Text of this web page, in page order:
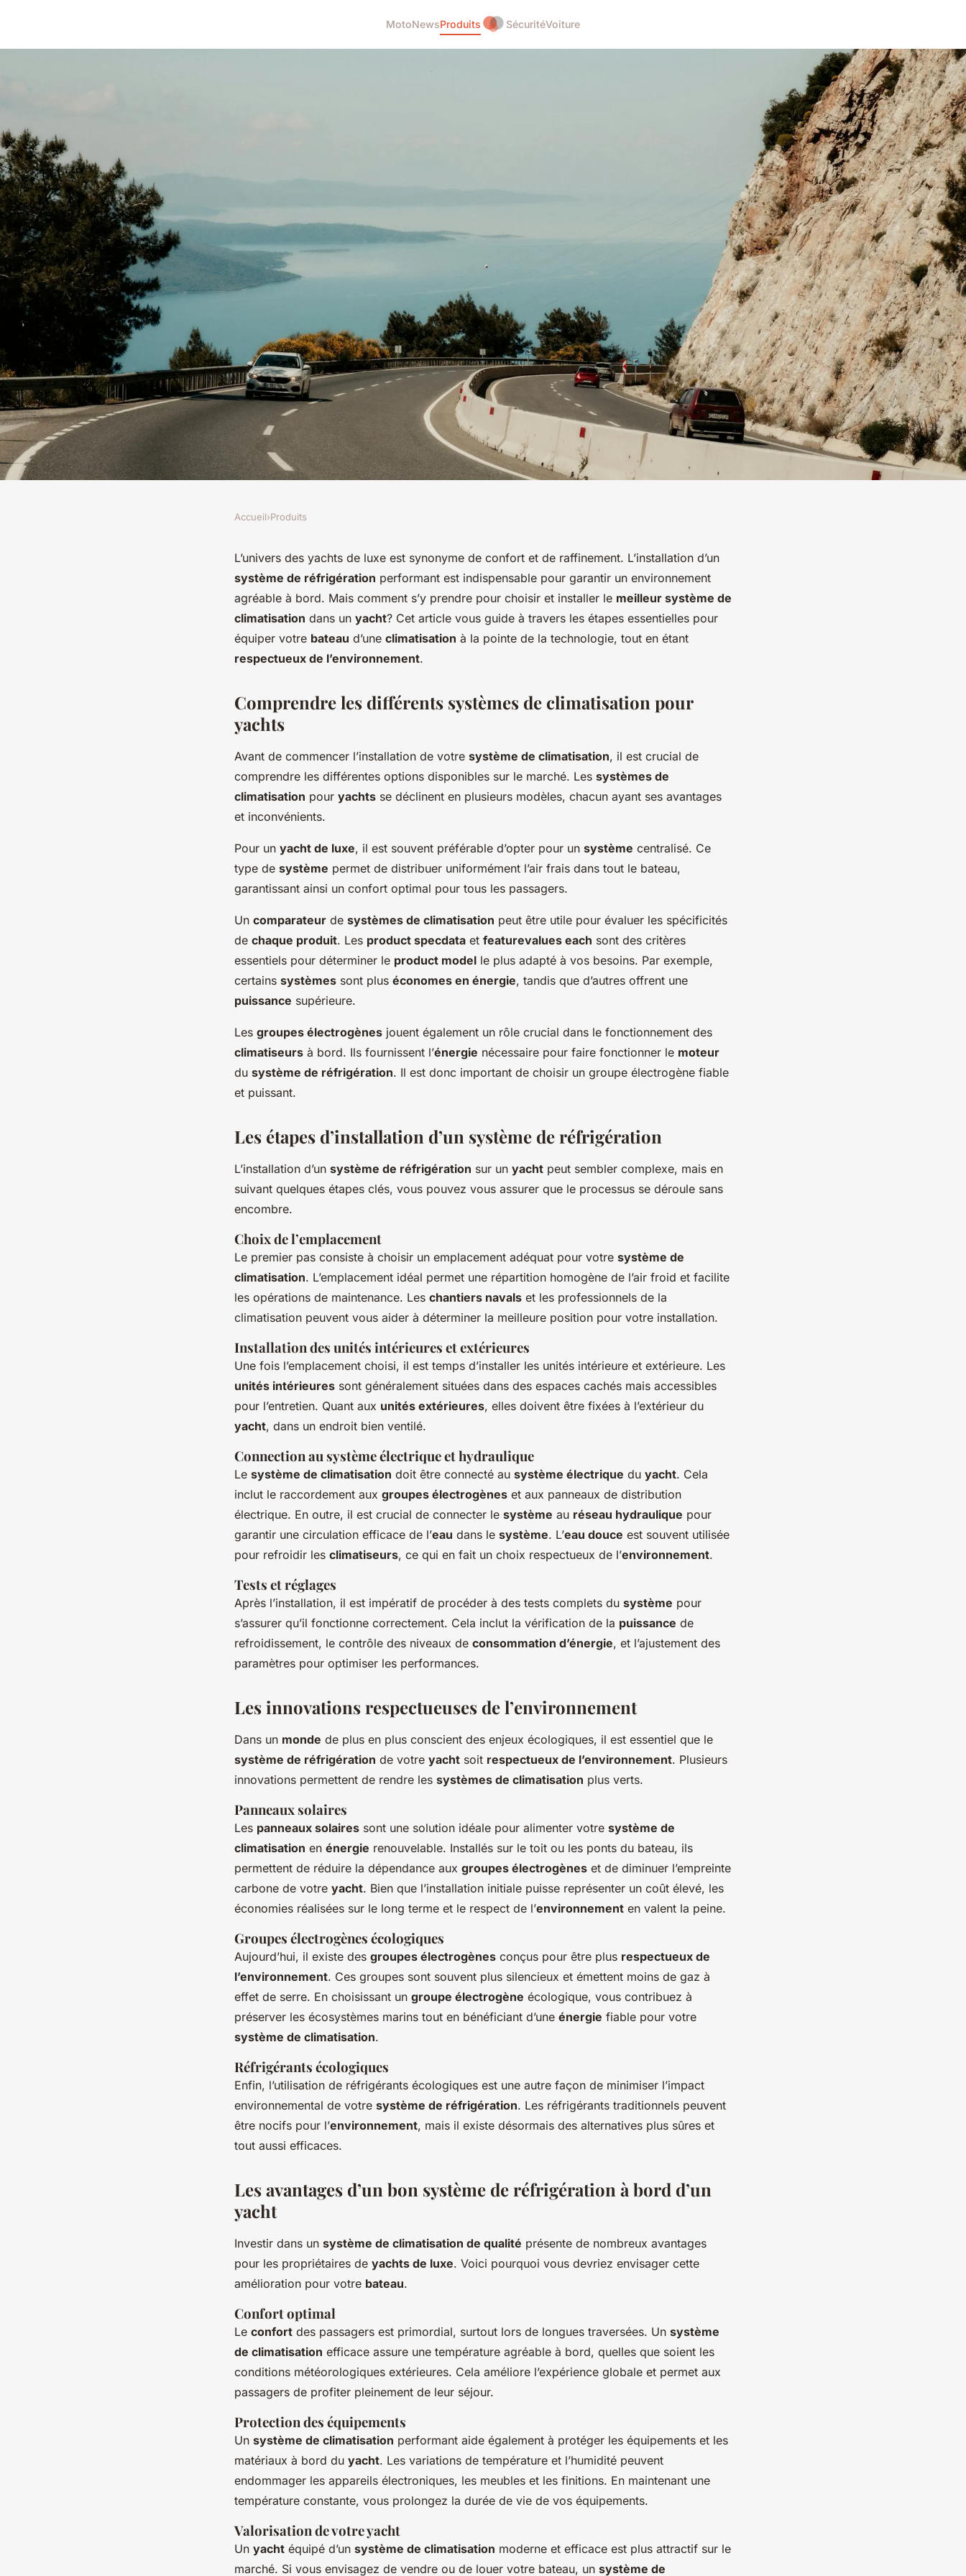
MotoNewsProduits SécuritéVoiture
Comment installer un système de
réfrigération dans un yacht de luxe?
Accueil›Produits
L’univers des yachts de luxe est synonyme de confort et de raffinement. L’installation d’un
système de réfrigération performant est indispensable pour garantir un environnement
agréable à bord. Mais comment s’y prendre pour choisir et installer le meilleur système de
climatisation dans un yacht? Cet article vous guide à travers les étapes essentielles pour
équiper votre bateau d’une climatisation à la pointe de la technologie, tout en étant
respectueux de l’environnement.
Comprendre les différents systèmes de climatisation pour
yachts
Avant de commencer l’installation de votre système de climatisation, il est crucial de
comprendre les différentes options disponibles sur le marché. Les systèmes de
climatisation pour yachts se déclinent en plusieurs modèles, chacun ayant ses avantages
et inconvénients.
Pour un yacht de luxe, il est souvent préférable d’opter pour un système centralisé. Ce
type de système permet de distribuer uniformément l’air frais dans tout le bateau,
garantissant ainsi un confort optimal pour tous les passagers.
Un comparateur de systèmes de climatisation peut être utile pour évaluer les spécificités
de chaque produit. Les product specdata et featurevalues each sont des critères
essentiels pour déterminer le product model le plus adapté à vos besoins. Par exemple,
certains systèmes sont plus économes en énergie, tandis que d’autres offrent une
puissance supérieure.
Les groupes électrogènes jouent également un rôle crucial dans le fonctionnement des
climatiseurs à bord. Ils fournissent l’énergie nécessaire pour faire fonctionner le moteur
du système de réfrigération. Il est donc important de choisir un groupe électrogène fiable
et puissant.
Les étapes d’installation d’un système de réfrigération
L’installation d’un système de réfrigération sur un yacht peut sembler complexe, mais en
suivant quelques étapes clés, vous pouvez vous assurer que le processus se déroule sans
encombre.
Choix de l’emplacement
Le premier pas consiste à choisir un emplacement adéquat pour votre système de
climatisation. L’emplacement idéal permet une répartition homogène de l’air froid et facilite
les opérations de maintenance. Les chantiers navals et les professionnels de la
climatisation peuvent vous aider à déterminer la meilleure position pour votre installation.
Installation des unités intérieures et extérieures
Une fois l’emplacement choisi, il est temps d’installer les unités intérieure et extérieure. Les
unités intérieures sont généralement situées dans des espaces cachés mais accessibles
pour l’entretien. Quant aux unités extérieures, elles doivent être fixées à l’extérieur du
yacht, dans un endroit bien ventilé.
Connection au système électrique et hydraulique
Le système de climatisation doit être connecté au système électrique du yacht. Cela
inclut le raccordement aux groupes électrogènes et aux panneaux de distribution
électrique. En outre, il est crucial de connecter le système au réseau hydraulique pour
garantir une circulation efficace de l’eau dans le système. L’eau douce est souvent utilisée
pour refroidir les climatiseurs, ce qui en fait un choix respectueux de l’environnement.
Tests et réglages
Après l’installation, il est impératif de procéder à des tests complets du système pour
s’assurer qu’il fonctionne correctement. Cela inclut la vérification de la puissance de
refroidissement, le contrôle des niveaux de consommation d’énergie, et l’ajustement des
paramètres pour optimiser les performances.
Les innovations respectueuses de l’environnement
Dans un monde de plus en plus conscient des enjeux écologiques, il est essentiel que le
système de réfrigération de votre yacht soit respectueux de l’environnement. Plusieurs
innovations permettent de rendre les systèmes de climatisation plus verts.
Panneaux solaires
Les panneaux solaires sont une solution idéale pour alimenter votre système de
climatisation en énergie renouvelable. Installés sur le toit ou les ponts du bateau, ils
permettent de réduire la dépendance aux groupes électrogènes et de diminuer l’empreinte
carbone de votre yacht. Bien que l’installation initiale puisse représenter un coût élevé, les
économies réalisées sur le long terme et le respect de l’environnement en valent la peine.
Groupes électrogènes écologiques
Aujourd’hui, il existe des groupes électrogènes conçus pour être plus respectueux de
l’environnement. Ces groupes sont souvent plus silencieux et émettent moins de gaz à
effet de serre. En choisissant un groupe électrogène écologique, vous contribuez à
préserver les écosystèmes marins tout en bénéficiant d’une énergie fiable pour votre
système de climatisation.
Réfrigérants écologiques
Enfin, l’utilisation de réfrigérants écologiques est une autre façon de minimiser l’impact
environnemental de votre système de réfrigération. Les réfrigérants traditionnels peuvent
être nocifs pour l’environnement, mais il existe désormais des alternatives plus sûres et
tout aussi efficaces.
Les avantages d’un bon système de réfrigération à bord d’un
yacht
Investir dans un système de climatisation de qualité présente de nombreux avantages
pour les propriétaires de yachts de luxe. Voici pourquoi vous devriez envisager cette
amélioration pour votre bateau.
Confort optimal
Le confort des passagers est primordial, surtout lors de longues traversées. Un système
de climatisation efficace assure une température agréable à bord, quelles que soient les
conditions météorologiques extérieures. Cela améliore l’expérience globale et permet aux
passagers de profiter pleinement de leur séjour.
Protection des équipements
Un système de climatisation performant aide également à protéger les équipements et les
matériaux à bord du yacht. Les variations de température et l’humidité peuvent
endommager les appareils électroniques, les meubles et les finitions. En maintenant une
température constante, vous prolongez la durée de vie de vos équipements.
Valorisation de votre yacht
Un yacht équipé d’un système de climatisation moderne et efficace est plus attractif sur le
marché. Si vous envisagez de vendre ou de louer votre bateau, un système de